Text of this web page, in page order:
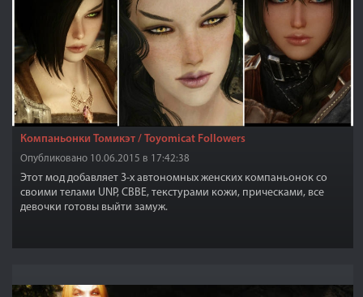
Компаньонки Томикэт / Toyomicat Followers
Опубликовано 10.06.2015 в 17:42:38
Этот мод добавляет 3-х автономных женских компаньонок со
своими телами UNP, CBBE, текстурами кожи, прическами, все
девочки готовы выйти замуж.